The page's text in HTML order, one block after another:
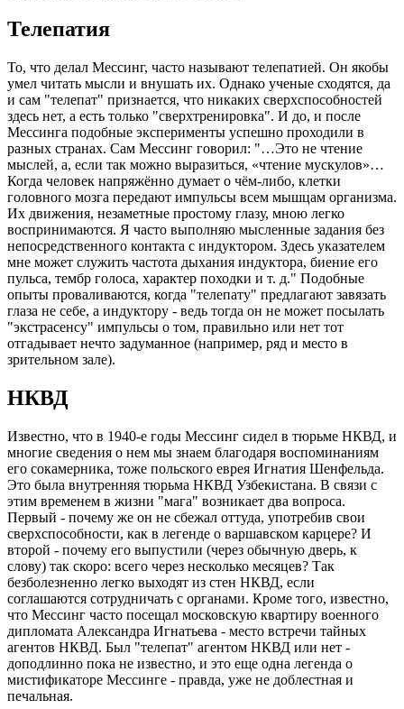
Телепатия
То, что делал Мессинг, часто называют телепатией. Он якобы
умел читать мысли и внушать их. Однако ученые сходятся, да
и сам "телепат" признается, что никаких сверхспособностей
здесь нет, а есть только "сверхтренировка". И до, и после
Мессинга подобные эксперименты успешно проходили в
разных странах. Сам Мессинг говорил: "…Это не чтение
мыслей, а, если так можно выразиться, «чтение мускулов»…
Когда человек напряжённо думает о чём-либо, клетки
головного мозга передают импульсы всем мышцам организма.
Их движения, незаметные простому глазу, мною легко
воспринимаются. Я часто выполняю мысленные задания без
непосредственного контакта с индуктором. Здесь указателем
мне может служить частота дыхания индуктора, биение его
пульса, тембр голоса, характер походки и т. д." Подобные
опыты проваливаются, когда "телепату" предлагают завязать
глаза не себе, а индуктору - ведь тогда он не может посылать
"экстрасенсу" импульсы о том, правильно или нет тот
отгадывает нечто задуманное (например, ряд и место в
зрительном зале).
НКВД
Известно, что в 1940-е годы Мессинг сидел в тюрьме НКВД, и
многие сведения о нем мы знаем благодаря воспоминаниям
его сокамерника, тоже польского еврея Игнатия Шенфельда.
Это была внутренняя тюрьма НКВД Узбекистана. В связи с
этим временем в жизни "мага" возникает два вопроса.
Первый - почему же он не сбежал оттуда, употребив свои
сверхспособности, как в легенде о варшавском карцере? И
второй - почему его выпустили (через обычную дверь, к
слову) так скоро: всего через несколько месяцев? Так
безболезненно легко выходят из стен НКВД, если
соглашаются сотрудничать с органами. Кроме того, известно,
что Мессинг часто посещал московскую квартиру военного
дипломата Александра Игнатьева - место встречи тайных
агентов НКВД. Был "телепат" агентом НКВД или нет -
доподлинно пока не известно, и это еще одна легенда о
мистификаторе Мессинге - правда, уже не доблестная и
печальная.